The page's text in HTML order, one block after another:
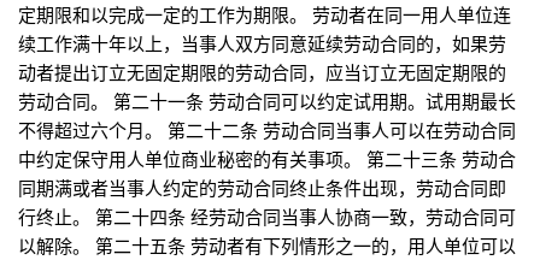
定期限和以完成一定的工作为期限。 劳动者在同一用人单位连
续工作满十年以上，当事人双方同意延续劳动合同的，如果劳
动者提出订立无固定期限的劳动合同，应当订立无固定期限的
劳动合同。 第二十一条 劳动合同可以约定试用期。试用期最长
不得超过六个月。 第二十二条 劳动合同当事人可以在劳动合同
中约定保守用人单位商业秘密的有关事项。 第二十三条 劳动合
同期满或者当事人约定的劳动合同终止条件出现，劳动合同即
行终止。 第二十四条 经劳动合同当事人协商一致，劳动合同可
以解除。 第二十五条 劳动者有下列情形之一的，用人单位可以